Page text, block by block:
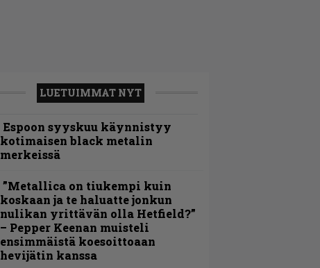
LUETUIMMAT NYT
Espoon syyskuu käynnistyy
kotimaisen black metalin
merkeissä
”Metallica on tiukempi kuin
koskaan ja te haluatte jonkun
nulikan yrittävän olla Hetfield?”
– Pepper Keenan muisteli
ensimmäistä koesoittoaan
hevijätin kanssa